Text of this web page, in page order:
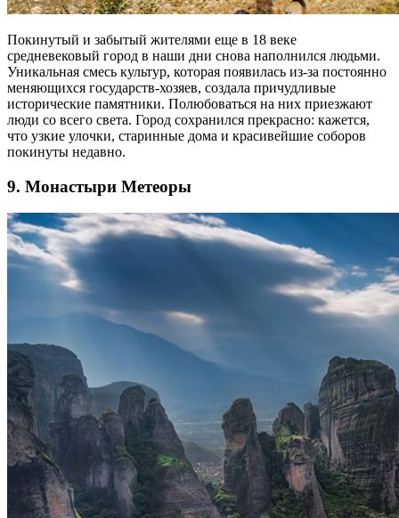
Покинутый и забытый жителями еще в 18 веке
средневековый город в наши дни снова наполнился людьми.
Уникальная смесь культур, которая появилась из-за постоянно
меняющихся государств-хозяев, создала причудливые
исторические памятники. Полюбоваться на них приезжают
люди со всего света. Город сохранился прекрасно: кажется,
что узкие улочки, старинные дома и красивейшие соборов
покинуты недавно.
9. Монастыри Метеоры